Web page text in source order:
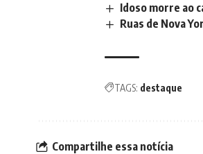
Idoso morre ao
Ruas de Nova
TAGS: destaque
Compartilhe essa notícia